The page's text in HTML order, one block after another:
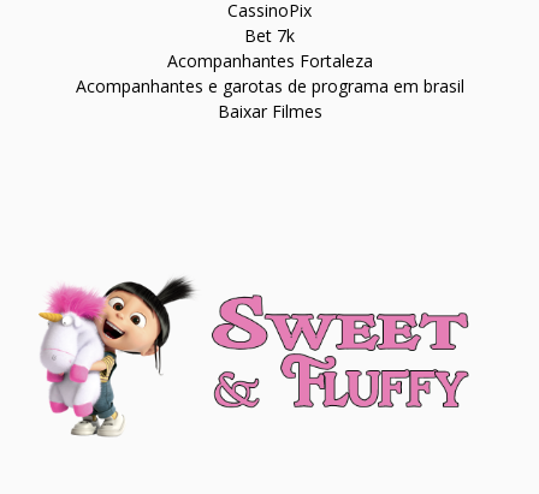
CassinoPix
Bet 7k
Acompanhantes Fortaleza
Acompanhantes e garotas de programa em brasil
Baixar Filmes